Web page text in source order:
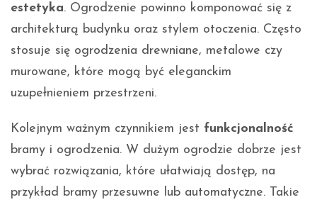
estetyka. Ogrodzenie powinno komponować się z
architekturą budynku oraz stylem otoczenia. Często
stosuje się ogrodzenia drewniane, metalowe czy
murowane, które mogą być eleganckim
uzupełnieniem przestrzeni.
Kolejnym ważnym czynnikiem jest funkcjonalność
bramy i ogrodzenia. W dużym ogrodzie dobrze jest
wybrać rozwiązania, które ułatwiają dostęp, na
przykład bramy przesuwne lub automatyczne. Takie